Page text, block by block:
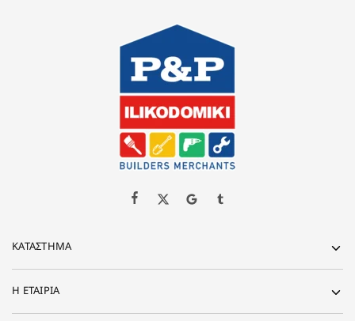
ΚΑΤΆΣΤΗΜΑ
Η ΕΤΑΙΡΊΑ